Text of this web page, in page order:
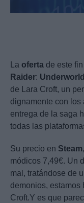
La oferta de este
Raider: Underworld
de Lara Croft, un
dignamente con los
entrega de la saga
todas las
Su precio en Steam
módicos 7,49€. Un
mal, tratándose de
demonios, estamos
Croft.Y es que